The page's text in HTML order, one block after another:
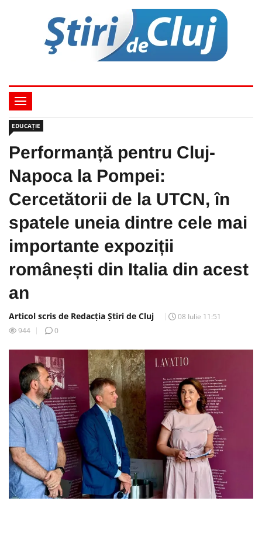
EDUCAȚIE
Performanță pentru Cluj-
Napoca la Pompei:
Cercetătorii de la UTCN, în
spatele uneia dintre cele mai
importante expoziții
românești din Italia din acest
an
Articol scris de Redacția Știri de Cluj
08 Iulie 11:51
944
0